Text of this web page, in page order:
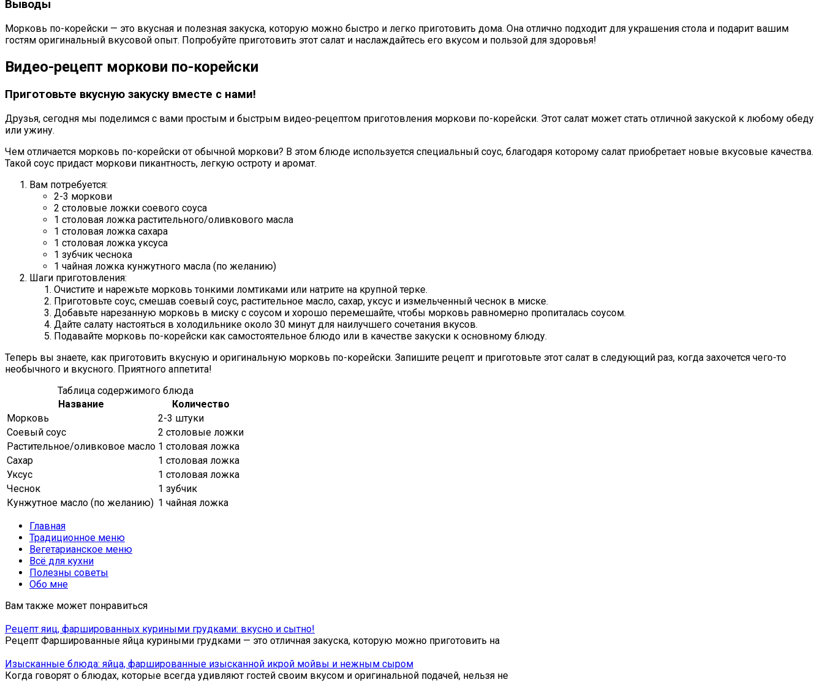
Выводы
Морковь по-корейски — это вкусная и полезная закуска, которую можно быстро и легко приготовить дома. Она отлично подходит для украшения стола и подарит вашим
гостям оригинальный вкусовой опыт. Попробуйте приготовить этот салат и наслаждайтесь его вкусом и пользой для здоровья!
Видео-рецепт моркови по-корейски
Приготовьте вкусную закуску вместе с нами!
Друзья, сегодня мы поделимся с вами простым и быстрым видео-рецептом приготовления моркови по-корейски. Этот салат может стать отличной закуской к любому обеду
или ужину.
Чем отличается морковь по-корейски от обычной моркови? В этом блюде используется специальный соус, благодаря которому салат приобретает новые вкусовые качества.
Такой соус придаст моркови пикантность, легкую остроту и аромат.
Вам потребуется:
2-3 моркови
2 столовые ложки соевого соуса
1 столовая ложка растительного/оливкового масла
1 столовая ложка сахара
1 столовая ложка уксуса
1 зубчик чеснока
1 чайная ложка кунжутного масла (по желанию)
Шаги приготовления:
Очистите и нарежьте морковь тонкими ломтиками или натрите на крупной терке.
Приготовьте соус, смешав соевый соус, растительное масло, сахар, уксус и измельченный чеснок в миске.
Добавьте нарезанную морковь в миску с соусом и хорошо перемешайте, чтобы морковь равномерно пропиталась соусом.
Дайте салату настояться в холодильнике около 30 минут для наилучшего сочетания вкусов.
Подавайте морковь по-корейски как самостоятельное блюдо или в качестве закуски к основному блюду.
Теперь вы знаете, как приготовить вкусную и оригинальную морковь по-корейски. Запишите рецепт и приготовьте этот салат в следующий раз, когда захочется чего-то
необычного и вкусного. Приятного аппетита!
Таблица содержимого блюда
Название
Количество
Морковь
2-3 штуки
Соевый соус
2 столовые ложки
Растительное/оливковое масло 1 столовая ложка
Сахар
1 столовая ложка
Уксус
1 столовая ложка
Чеснок
1 зубчик
Кунжутное масло (по желанию) 1 чайная ложка
Главная
Традиционное меню
Вегетарианское меню
Всё для кухни
Полезны советы
Обо мне
Вам также может понравиться
Рецепт яиц, фаршированных куриными грудками: вкусно и сытно!
Рецепт Фаршированные яйца куриными грудками — это отличная закуска, которую можно приготовить на
Изысканные блюда: яйца, фаршированные изысканной икрой мойвы и нежным сыром
Когда говорят о блюдах, которые всегда удивляют гостей своим вкусом и оригинальной подачей, нельзя не